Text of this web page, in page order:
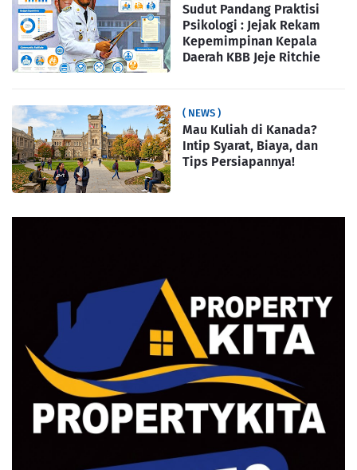
Sudut Pandang Praktisi
Psikologi : Jejak Rekam
Kepemimpinan Kepala
Daerah KBB Jeje Ritchie
( NEWS )
Mau Kuliah di Kanada?
Intip Syarat, Biaya, dan
Tips Persiapannya!